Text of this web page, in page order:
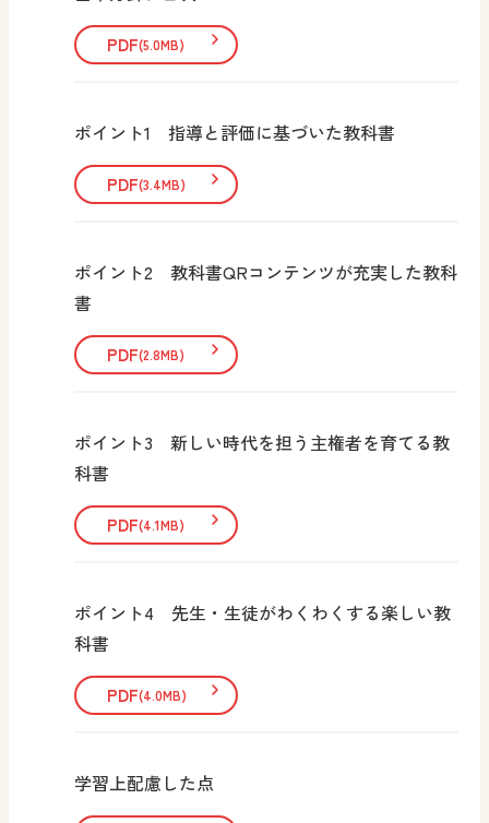
PDF(5.0MB)
ポイント1 指導と評価に基づいた教科書
PDF(3.4MB)
ポイント2 教科書QRコンテンツが充実した教科
書
PDF(2.8MB)
ポイント3 新しい時代を担う主権者を育てる教
科書
PDF(4.1MB)
ポイント4 先生・生徒がわくわくする楽しい教
科書
PDF(4.0MB)
学習上配慮した点